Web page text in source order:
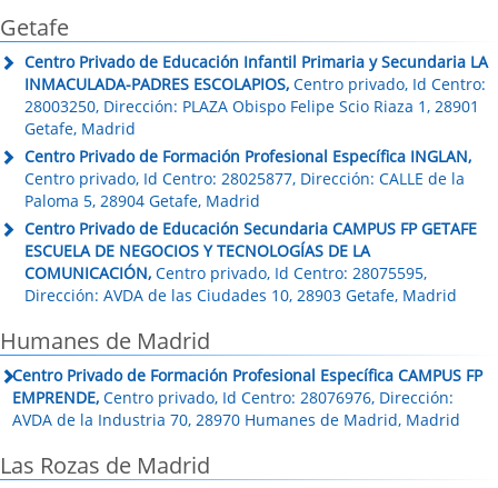
Getafe
Centro Privado de Educación Infantil Primaria y Secundaria LA
INMACULADA-PADRES ESCOLAPIOS, Centro privado, Id Centro:
28003250, Dirección: PLAZA Obispo Felipe Scio Riaza 1, 28901
Getafe, Madrid
Centro Privado de Formación Profesional Específica INGLAN,
Centro privado, Id Centro: 28025877, Dirección: CALLE de la
Paloma 5, 28904 Getafe, Madrid
Centro Privado de Educación Secundaria CAMPUS FP GETAFE
ESCUELA DE NEGOCIOS Y TECNOLOGÍAS DE LA
COMUNICACIÓN, Centro privado, Id Centro: 28075595,
Dirección: AVDA de las Ciudades 10, 28903 Getafe, Madrid
Humanes de Madrid
Centro Privado de Formación Profesional Específica CAMPUS FP
EMPRENDE, Centro privado, Id Centro: 28076976, Dirección:
AVDA de la Industria 70, 28970 Humanes de Madrid, Madrid
Las Rozas de Madrid